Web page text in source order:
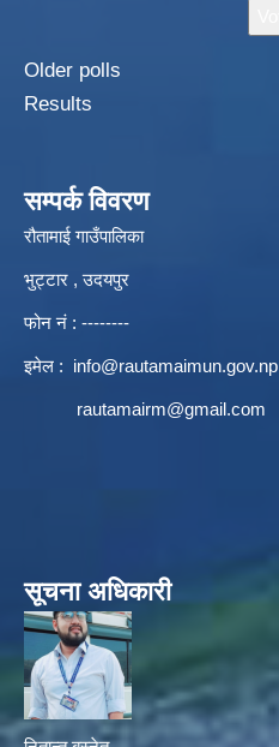
Older polls
Results
सम्पर्क विवरण
रौतामाई गाउँपालिका
भुट्टार , उदयपुर
फोन नं : --------
इमेल : info@rautamaimun.gov.np
rautamairm@gmail.com
सूचना अधिकारी